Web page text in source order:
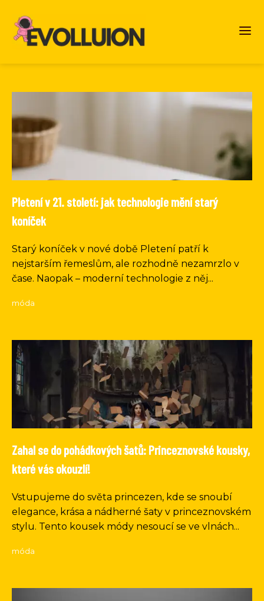
Pletení v 21. století: jak technologie mění starý
koníček
Starý koníček v nové době Pletení patří k
nejstarším řemeslům, ale rozhodně nezamrzlo v
čase. Naopak – moderní technologie z něj...
móda
Zahal se do pohádkových šatů: Princeznovské kousky,
které vás okouzlí!
Vstupujeme do světa princezen, kde se snoubí
elegance, krása a nádherné šaty v princeznovském
stylu. Tento kousek módy nesoucí se ve vlnách...
móda